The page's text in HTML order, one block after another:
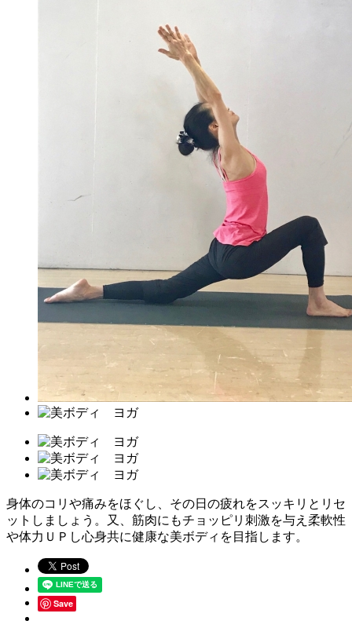
身体のコリや痛みをほぐし、その日の疲れをスッキリとリセ
ットしましょう。又、筋肉にもチョッピリ刺激を与え柔軟性
や体力ＵＰし心身共に健康な美ボディを目指します。
Save